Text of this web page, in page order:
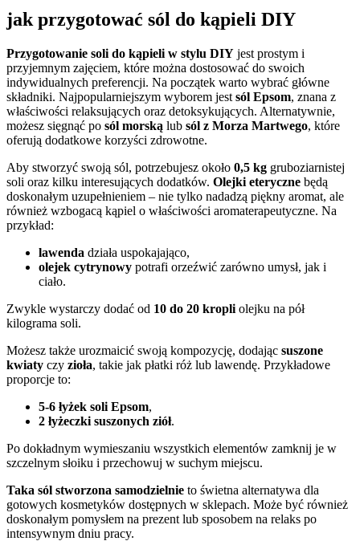
jak przygotować sól do kąpieli DIY
Przygotowanie soli do kąpieli w stylu DIY jest prostym i
przyjemnym zajęciem, które można dostosować do swoich
indywidualnych preferencji. Na początek warto wybrać główne
składniki. Najpopularniejszym wyborem jest sól Epsom, znana z
właściwości relaksujących oraz detoksykujących. Alternatywnie,
możesz sięgnąć po sól morską lub sól z Morza Martwego, które
oferują dodatkowe korzyści zdrowotne.
Aby stworzyć swoją sól, potrzebujesz około 0,5 kg gruboziarnistej
soli oraz kilku interesujących dodatków. Olejki eteryczne będą
doskonałym uzupełnieniem – nie tylko nadadzą piękny aromat, ale
również wzbogacą kąpiel o właściwości aromaterapeutyczne. Na
przykład:
lawenda działa uspokajająco,
olejek cytrynowy potrafi orzeźwić zarówno umysł, jak i
ciało.
Zwykle wystarczy dodać od 10 do 20 kropli olejku na pół
kilograma soli.
Możesz także urozmaicić swoją kompozycję, dodając suszone
kwiaty czy zioła, takie jak płatki róż lub lawendę. Przykładowe
proporcje to:
5-6 łyżek soli Epsom,
2 łyżeczki suszonych ziół.
Po dokładnym wymieszaniu wszystkich elementów zamknij je w
szczelnym słoiku i przechowuj w suchym miejscu.
Taka sól stworzona samodzielnie to świetna alternatywa dla
gotowych kosmetyków dostępnych w sklepach. Może być również
doskonałym pomysłem na prezent lub sposobem na relaks po
intensywnym dniu pracy.